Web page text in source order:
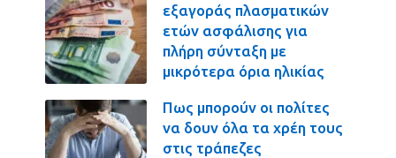
εξαγοράς πλασματικών
ετών ασφάλισης για
πλήρη σύνταξη με
μικρότερα όρια ηλικίας
Πως μπορούν οι πολίτες
να δουν όλα τα χρέη τους
στις τράπεζες